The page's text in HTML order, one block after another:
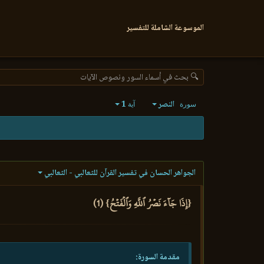
الموسوعة الشاملة للتفسير
🔍 بحث في أسماء السور ونصوص الآيات
سورة النصر آية 1
الجواهر الحسان في تفسير القرآن للثعالبي - الثعالبي
{إِذَا جَآءَ نَصۡرُ ٱللَّهِ وَٱلۡفَتۡحُ} (1)
مقدمة السورة: